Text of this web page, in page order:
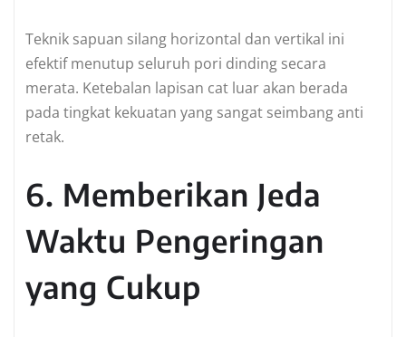
Teknik sapuan silang horizontal dan vertikal ini
efektif menutup seluruh pori dinding secara
merata. Ketebalan lapisan cat luar akan berada
pada tingkat kekuatan yang sangat seimbang anti
retak.
6. Memberikan Jeda
Waktu Pengeringan
yang Cukup